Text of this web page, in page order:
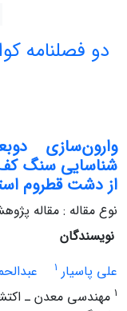
دو فصلنامه
وارون‌سازی
شناسایی سنگ
از دشت قطروم
نوع مقاله : مقاله
نویسندگان
علی پاسیار 1
1 مهندسی معدن ـ